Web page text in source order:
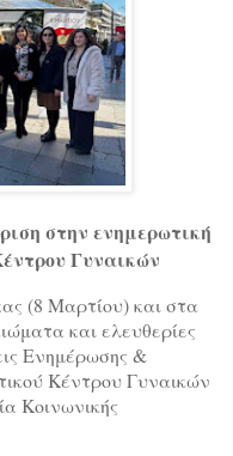
στην ενημερωτική
Γυναικών
(8 Μαρτίου) και στα
και ελευθερίες
Ενημέρωσης &
Κέντρου Γυναικών
Κοινωνικής